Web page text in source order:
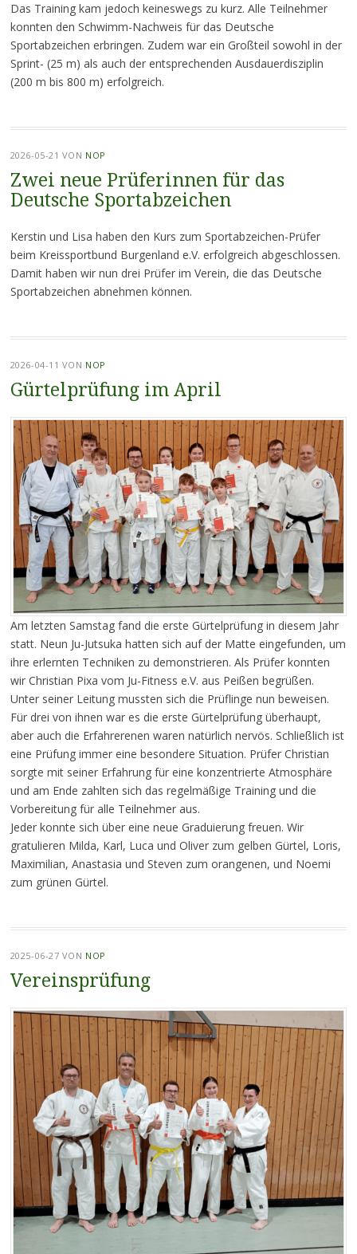
Das Training kam jedoch keineswegs zu kurz. Alle Teilnehmer
konnten den Schwimm-Nachweis für das Deutsche
Sportabzeichen erbringen. Zudem war ein Großteil sowohl in der
Sprint- (25 m) als auch der entsprechenden Ausdauerdisziplin
(200 m bis 800 m) erfolgreich.
2026-05-21 VON NOP
Zwei neue Prüferinnen für das
Deutsche Sportabzeichen
Kerstin und Lisa haben den Kurs zum Sportabzeichen-Prüfer
beim Kreissportbund Burgenland e.V. erfolgreich abgeschlossen.
Damit haben wir nun drei Prüfer im Verein, die das Deutsche
Sportabzeichen abnehmen können.
2026-04-11 VON NOP
Gürtelprüfung im April
Am letzten Samstag fand die erste Gürtelprüfung in diesem Jahr
statt. Neun Ju-Jutsuka hatten sich auf der Matte eingefunden, um
ihre erlernten Techniken zu demonstrieren. Als Prüfer konnten
wir Christian Pixa vom Ju-Fitness e.V. aus Peißen begrüßen.
Unter seiner Leitung mussten sich die Prüflinge nun beweisen.
Für drei von ihnen war es die erste Gürtelprüfung überhaupt,
aber auch die Erfahrerenen waren natürlich nervös. Schließlich ist
eine Prüfung immer eine besondere Situation. Prüfer Christian
sorgte mit seiner Erfahrung für eine konzentrierte Atmosphäre
und am Ende zahlten sich das regelmäßige Training und die
Vorbereitung für alle Teilnehmer aus.
Jeder konnte sich über eine neue Graduierung freuen. Wir
gratulieren Milda, Karl, Luca und Oliver zum gelben Gürtel, Loris,
Maximilian, Anastasia und Steven zum orangenen, und Noemi
zum grünen Gürtel.
2025-06-27 VON NOP
Vereinsprüfung